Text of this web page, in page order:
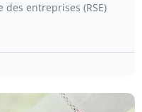
des entreprises (RSE)